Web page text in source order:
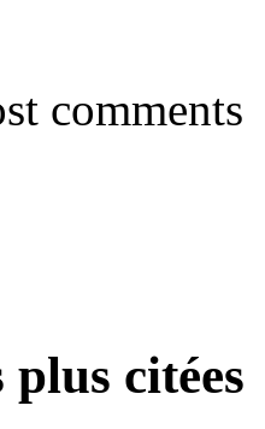
comments
citées